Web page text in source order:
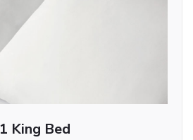
1 King Bed